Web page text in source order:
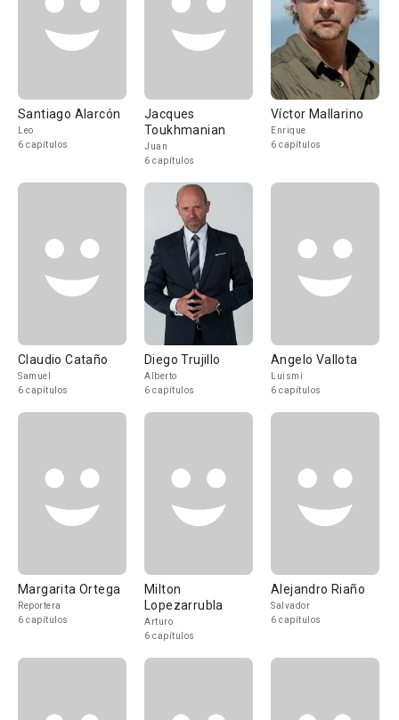
Santiago Alarcón
Leo
6 capítulos
Jacques
Toukhmanian
Juan
6 capítulos
Víctor Mallarino
Enrique
6 capítulos
Claudio Cataño
Samuel
6 capítulos
Diego Trujillo
Alberto
6 capítulos
Angelo Vallota
Luismi
6 capítulos
Margarita Ortega
Reportera
6 capítulos
Milton
Lopezarrubla
Arturo
6 capítulos
Alejandro Riaño
Salvador
6 capítulos